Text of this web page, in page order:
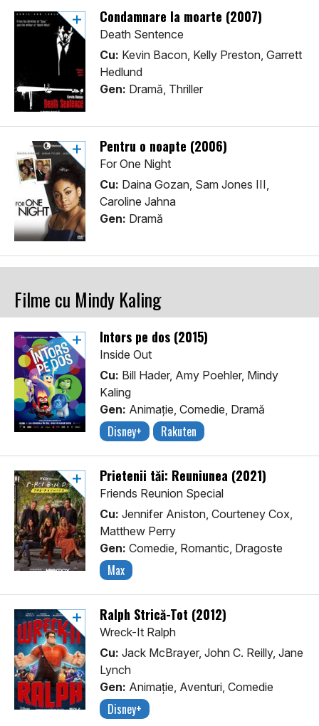
Condamnare la moarte (2007)
Death Sentence
Cu: Kevin Bacon, Kelly Preston, Garrett
Hedlund
Gen: Dramă, Thriller
Pentru o noapte (2006)
For One Night
Cu: Daina Gozan, Sam Jones III,
Caroline Jahna
Gen: Dramă
Filme cu Mindy Kaling
Întors pe dos (2015)
Inside Out
Cu: Bill Hader, Amy Poehler, Mindy
Kaling
Gen: Animaţie, Comedie, Dramă
Disney+ Rakuten
Prietenii tăi: Reuniunea (2021)
Friends Reunion Special
Cu: Jennifer Aniston, Courteney Cox,
Matthew Perry
Gen: Comedie, Romantic, Dragoste
Max
Ralph Strică-Tot (2012)
Wreck-It Ralph
Cu: Jack McBrayer, John C. Reilly, Jane
Lynch
Gen: Animaţie, Aventuri, Comedie
Disney+